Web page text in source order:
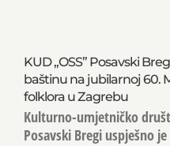
KUD „OSS” Posavski
baštinu na jubilarnoj 60.
folklora u Zagrebu
Kulturno-umjetničko
Posavski Bregi uspješno